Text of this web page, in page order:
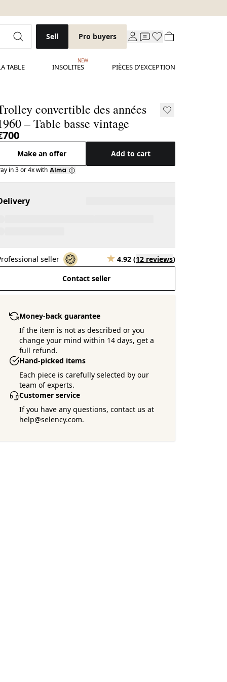
Sell Pro buyers
TABLE INSOLITES
NEW
PIÈCES D'EXCEPTION
convertible des années
– Table basse vintage
Make an offer Add to cart
in 3 or 4x with
seller 4.92 (12 reviews)
Contact seller
Money-back guarantee
If the item is not as described or you
change your mind within 14 days, get a
full refund.
Hand-picked items
Each piece is carefully selected by our
team of experts.
Customer service
If you have any questions, contact us at
help@selency.com.